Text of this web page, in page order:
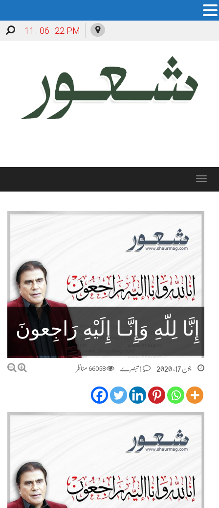
11 : 06 : 23 PM
Toggle
إِنَّا لِلّهِ وَإِنَّـا إِلَيْهِ رَاجِعونَ
جون 17, 2020 66058 مناظر